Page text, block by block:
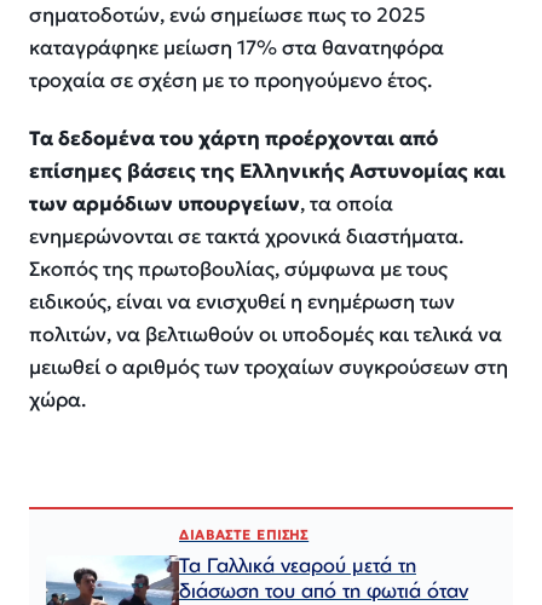
σηματοδοτών, ενώ σημείωσε πως το 2025
καταγράφηκε μείωση 17% στα θανατηφόρα
τροχαία σε σχέση με το προηγούμενο έτος.
Τα δεδομένα του χάρτη προέρχονται από
επίσημες βάσεις της Ελληνικής Αστυνομίας και
των αρμόδιων υπουργείων, τα οποία
ενημερώνονται σε τακτά χρονικά διαστήματα.
Σκοπός της πρωτοβουλίας, σύμφωνα με τους
ειδικούς, είναι να ενισχυθεί η ενημέρωση των
πολιτών, να βελτιωθούν οι υποδομές και τελικά να
μειωθεί ο αριθμός των τροχαίων συγκρούσεων στη
χώρα.
ΔΙΑΒΑΣΤΕ ΕΠΙΣΗΣ
Τα Γαλλικά νεαρού μετά τη
διάσωση του από τη φωτιά όταν